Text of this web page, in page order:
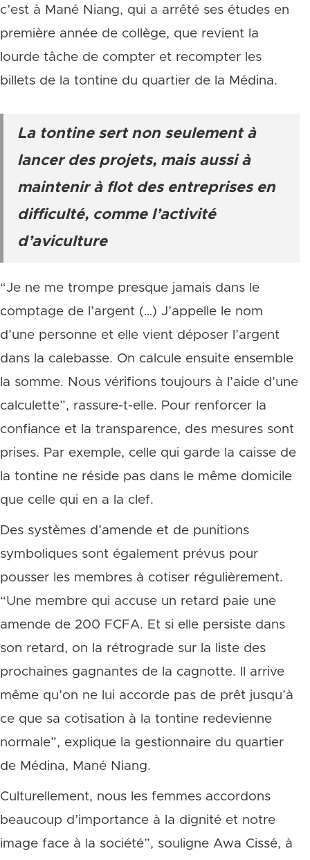
c’est à Mané Niang, qui a arrêté ses études en
première année de collège, que revient la
lourde tâche de compter et recompter les
billets de la tontine du quartier de la Médina.
La tontine sert non seulement à
lancer des projets, mais aussi à
maintenir à flot des entreprises en
difficulté, comme l’activité
d’aviculture
“Je ne me trompe presque jamais dans le
comptage de l’argent (…) J’appelle le nom
d’une personne et elle vient déposer l’argent
dans la calebasse. On calcule ensuite ensemble
la somme. Nous vérifions toujours à l’aide d’une
calculette”, rassure-t-elle. Pour renforcer la
confiance et la transparence, des mesures sont
prises. Par exemple, celle qui garde la caisse de
la tontine ne réside pas dans le même domicile
que celle qui en a la clef.
Des systèmes d’amende et de punitions
symboliques sont également prévus pour
pousser les membres à cotiser régulièrement.
“Une membre qui accuse un retard paie une
amende de 200 FCFA. Et si elle persiste dans
son retard, on la rétrograde sur la liste des
prochaines gagnantes de la cagnotte. Il arrive
même qu’on ne lui accorde pas de prêt jusqu’à
ce que sa cotisation à la tontine redevienne
normale”, explique la gestionnaire du quartier
de Médina, Mané Niang.
Culturellement, nous les femmes accordons
beaucoup d’importance à la dignité et notre
image face à la société”, souligne Awa Cissé, à